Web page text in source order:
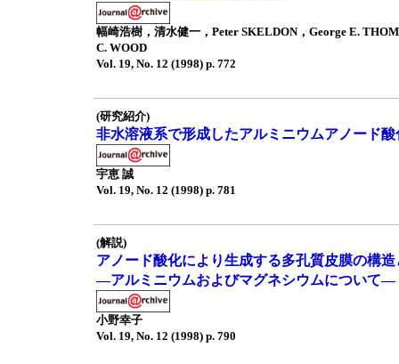
幅崎浩樹，清水健一，Peter SKELDON，George E.
C. WOOD
Vol. 19, No. 12 (1998) p. 772
(研究紹介)
非水溶液系で形成したアルミニウムアノード酸
宇恵 誠
Vol. 19, No. 12 (1998) p. 781
(解説)
アノード酸化により生成する多孔質皮膜の構
—アルミニウムおよびマグネシウムについて—
小野幸子
Vol. 19, No. 12 (1998) p. 790